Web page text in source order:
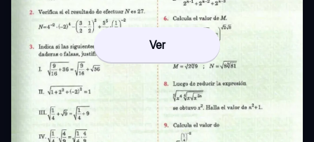
Ver